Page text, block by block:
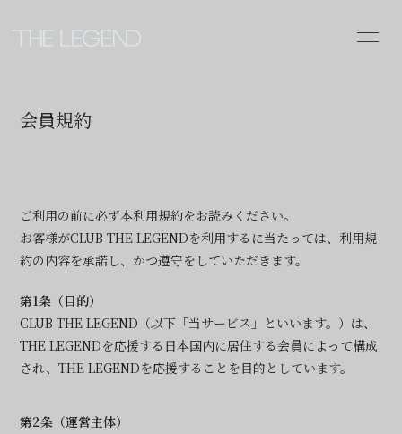
MATIO
N
ログイン
会員規約
ご利用の前に必ず本利用規約をお読みください。
お客様がCLUB THE LEGENDを利用するに当たっては、利用規
約の内容を承諾し、かつ遵守をしていただきます。
第1条（目的）
CLUB THE LEGEND（以下「当サービス」といいます。）は、
THE LEGENDを応援する日本国内に居住する会員によって構成
され、THE LEGENDを応援することを目的としています。
第2条（運営主体）